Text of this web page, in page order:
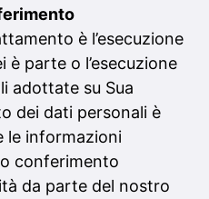
è l’esecuzione
parte o l’esecuzione
adottate su Sua
dei dati personali è
le informazioni
conferimento
da parte del nostro